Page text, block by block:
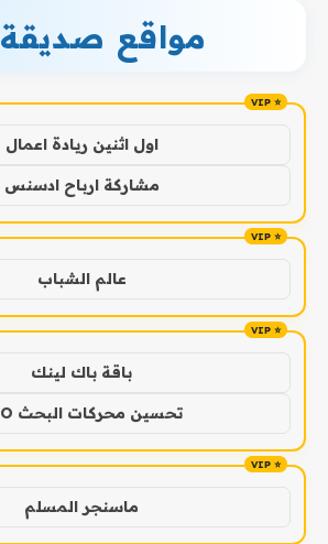
مواقع صديقة
اول اثنين ريادة اعمال
مشاركة ارباح ادسنس
عالم الشباب
باقة باك لينك
تحسين محركات البحث SEO
ماسنجر المسلم